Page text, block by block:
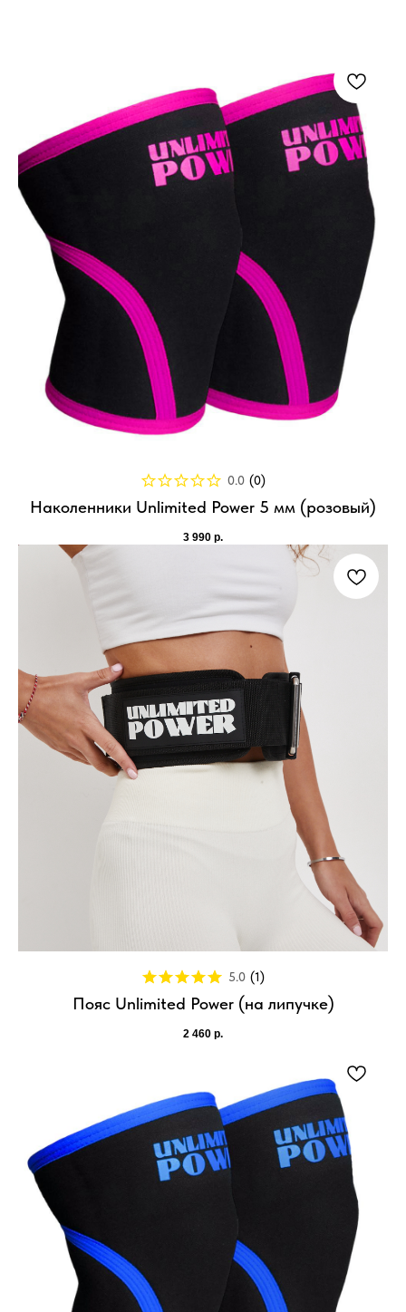
0.0 (0)
Наколенники Unlimited Power 5 мм (розовый)
3 990 р.
5.0 (1)
Пояс Unlimited Power (на липучке)
2 460 р.